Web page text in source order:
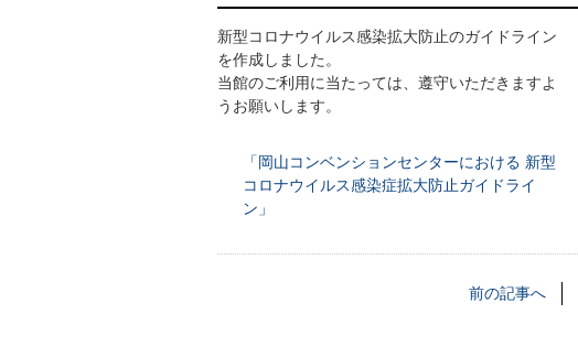
新型コロナウイルス感染拡大防止のガイドライン
を作成しました。
当館のご利用に当たっては、遵守いただきますよ
うお願いします。
「岡山コンベンションセンターにおける 新型
コロナウイルス感染症拡大防止ガイドライ
ン」
前の記事へ